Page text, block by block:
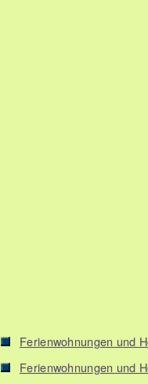
Ferienwohnungen und
Ferienwohnungen und